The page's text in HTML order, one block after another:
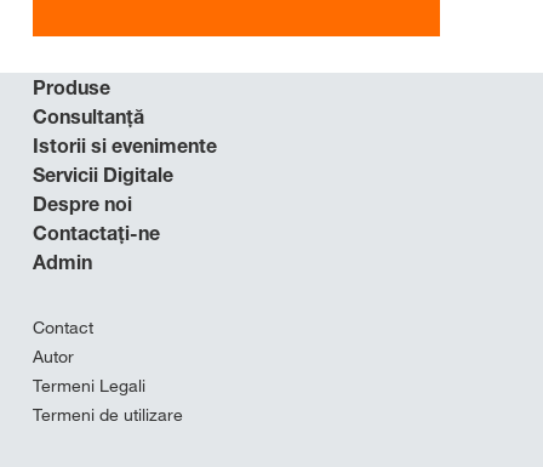
Produse
Consultanţă
Istorii si evenimente
Servicii Digitale
Despre noi
Contactaţi-ne
Admin
Contact
Autor
Termeni Legali
Termeni de utilizare